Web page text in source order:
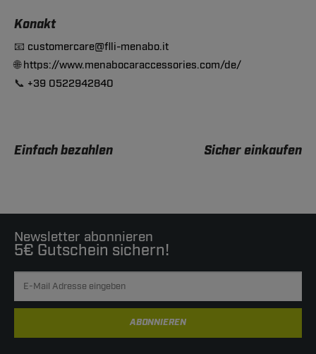
Konakt
📧 customercare@flli-menabo.it
🌐https://www.menabocaraccessories.com/de/
📞 +39 0522942840
Einfach bezahlen Sicher einkaufen
Newsletter abonnieren
5€ Gutschein sichern!
ABONNIEREN